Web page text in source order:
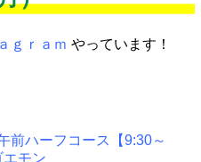
ｇｒａｍ やっています！
前ハーフコース【9:30～
モン